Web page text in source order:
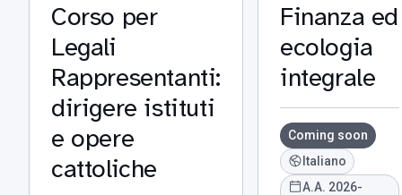
Corso per
Legali
Rappresentanti:
dirigere istituti
e opere
cattoliche
Finanza ed
ecologia
integrale
Coming soon
Italiano
A.A. 2026-